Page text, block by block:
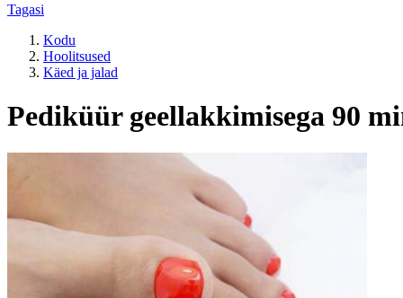
Tagasi
Kodu
Hoolitsused
Käed ja jalad
Pediküür geellakkimisega 90